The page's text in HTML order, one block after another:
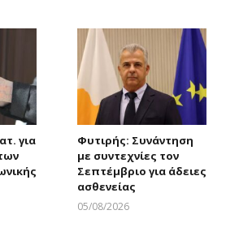
για
Φυτιρής: Συνάντηση
με συντεχνίες τον
Σεπτέμβριο για άδειες
ασθενείας
05/08/2026